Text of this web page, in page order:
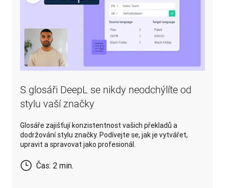
S glosáři DeepL se nikdy neodchýlíte od
stylu vaší značky
Glosáře zajišťují konzistentnost vašich překladů a
dodržování stylu značky. Podívejte se, jak je vytvářet,
upravit a spravovat jako profesionál.
Čas: 2 min.